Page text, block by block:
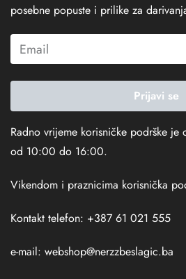
posebne popuste i prilike za
Prijavi se
Radno vrijeme korisničke podrške
od 10:00 do 16:00.
Vikendom i praznicima korisnička
Kontakt telefon: +387 61 021 555
e-mail: webshop@nerzzbeslagic.ba